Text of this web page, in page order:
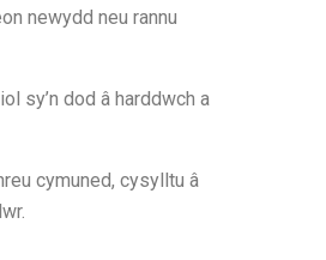
newydd neu rannu
sy’n dod â harddwch a
cymuned, cysylltu â